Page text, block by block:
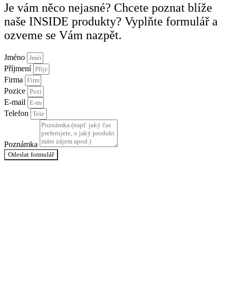
Je vám něco nejasné? Chcete poznat blíže
naše INSIDE produkty? Vyplňte formulář a
ozveme se Vám nazpět.
Jméno
Příjmení
Firma
Pozice
E-mail
Telefon
Poznámka
Odeslat formulář